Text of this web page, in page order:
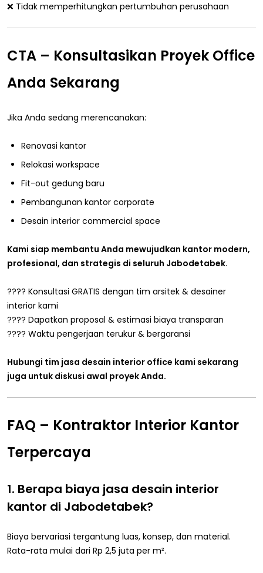
❌ Tidak memperhitungkan pertumbuhan perusahaan
CTA – Konsultasikan Proyek Office
Anda Sekarang
Jika Anda sedang merencanakan:
Renovasi kantor
Relokasi workspace
Fit-out gedung baru
Pembangunan kantor corporate
Desain interior commercial space
Kami siap membantu Anda mewujudkan kantor modern,
profesional, dan strategis di seluruh Jabodetabek.
???? Konsultasi GRATIS dengan tim arsitek & desainer
interior kami
???? Dapatkan proposal & estimasi biaya transparan
???? Waktu pengerjaan terukur & bergaransi
Hubungi tim jasa desain interior office kami sekarang
juga untuk diskusi awal proyek Anda.
FAQ – Kontraktor Interior Kantor
Terpercaya
1. Berapa biaya jasa desain interior
kantor di Jabodetabek?
Biaya bervariasi tergantung luas, konsep, dan material.
Rata-rata mulai dari Rp 2,5 juta per m².